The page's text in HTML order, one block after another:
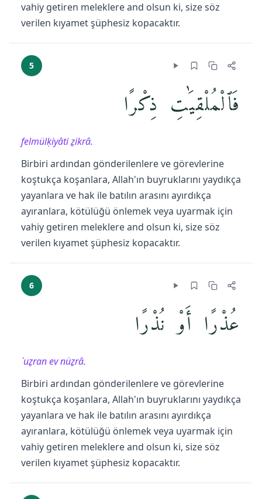
vahiy getiren meleklere and olsun ki, size söz
verilen kıyamet şüphesiz kopacaktır.
5
فَٱلْمُلْقِيَٰتِ ذِكْرًا
felmülḳiyâti ẕikrâ.
Birbiri ardından gönderilenlere ve görevlerine
koştukça koşanlara, Allah'ın buyruklarını yaydıkça
yayanlara ve hak ile batılın arasını ayırdıkça
ayıranlara, kötülüğü önlemek veya uyarmak için
vahiy getiren meleklere and olsun ki, size söz
verilen kıyamet şüphesiz kopacaktır.
6
عُذْرًا أَوْ نُذْرًا
`uẕran ev nüẕrâ.
Birbiri ardından gönderilenlere ve görevlerine
koştukça koşanlara, Allah'ın buyruklarını yaydıkça
yayanlara ve hak ile batılın arasını ayırdıkça
ayıranlara, kötülüğü önlemek veya uyarmak için
vahiy getiren meleklere and olsun ki, size söz
verilen kıyamet şüphesiz kopacaktır.